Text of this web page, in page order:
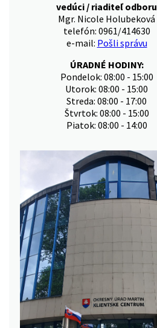
vedúci / riaditeľ odboru
Mgr. Nicole Holubeková
telefón: 0961/414630
e-mail: Pošli správu
ÚRADNÉ HODINY:
Pondelok: 08:00 - 15:00
Utorok: 08:00 - 15:00
Streda: 08:00 - 17:00
Štvrtok: 08:00 - 15:00
Piatok: 08:00 - 14:00